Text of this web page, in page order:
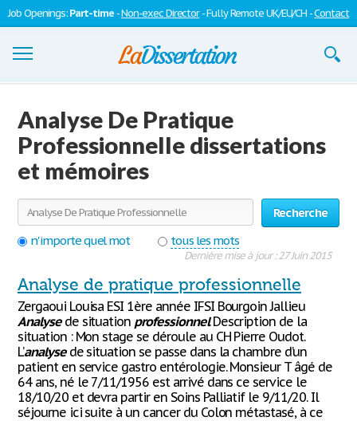
Job Openings:Part-time -Non-exec Director- Fully Remote UK/EU/CH -Contact
S'inscrire
Se connecter
Contactez-nous
Analyse De Pratique
Professionnelle dissertations
et mémoires
Recherche
n'importe quel mot
tous les mots
Dernière mise à jour : 27 Juin 2015
Analyse de pratique professionnelle
Zergaoui Louisa ESI 1ère année IFSI Bourgoin Jallieu
Analysede situation professionnelDescription de la
situation : Mon stage se déroule au CH Pierre Oudot.
L’analysede situation se passe dans la chambre d’un
patient en service gastro entérologie. Monsieur T âgé de
64 ans, né le 7/11/1956 est arrivé dans ce service le
18/10/20 et devra partir en Soins Palliatif le 9/11/20. Il
séjourne ici suite à un cancer du Colon métastasé, à ce